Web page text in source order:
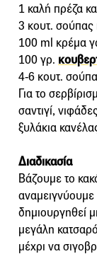
1 καλή πρέζα
3 κουτ. σούπας
100 ml κρέμα
100 γρ.
4-6 κουτ.
Για το
σαντιγί,
ξυλάκια
Διαδικασία
Βάζουμε το
αναμειγνύουμε
δημιουργηθεί
μεγάλη
μέχρι να